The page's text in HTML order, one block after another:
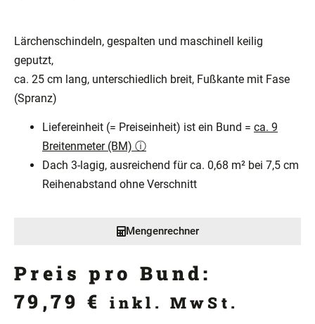
Lärchenschindeln, gespalten und maschinell keilig
geputzt,
ca. 25 cm lang, unterschiedlich breit, Fußkante mit Fase
(Spranz)
Liefereinheit (= Preiseinheit) ist ein Bund = ca. 9
Breitenmeter (BM) ⓘ
Dach 3-lagig, ausreichend für ca. 0,68 m² bei 7,5 cm
Reihenabstand ohne Verschnitt
Mengenrechner
Preis pro Bund:
79,79€ inkl. MwSt.